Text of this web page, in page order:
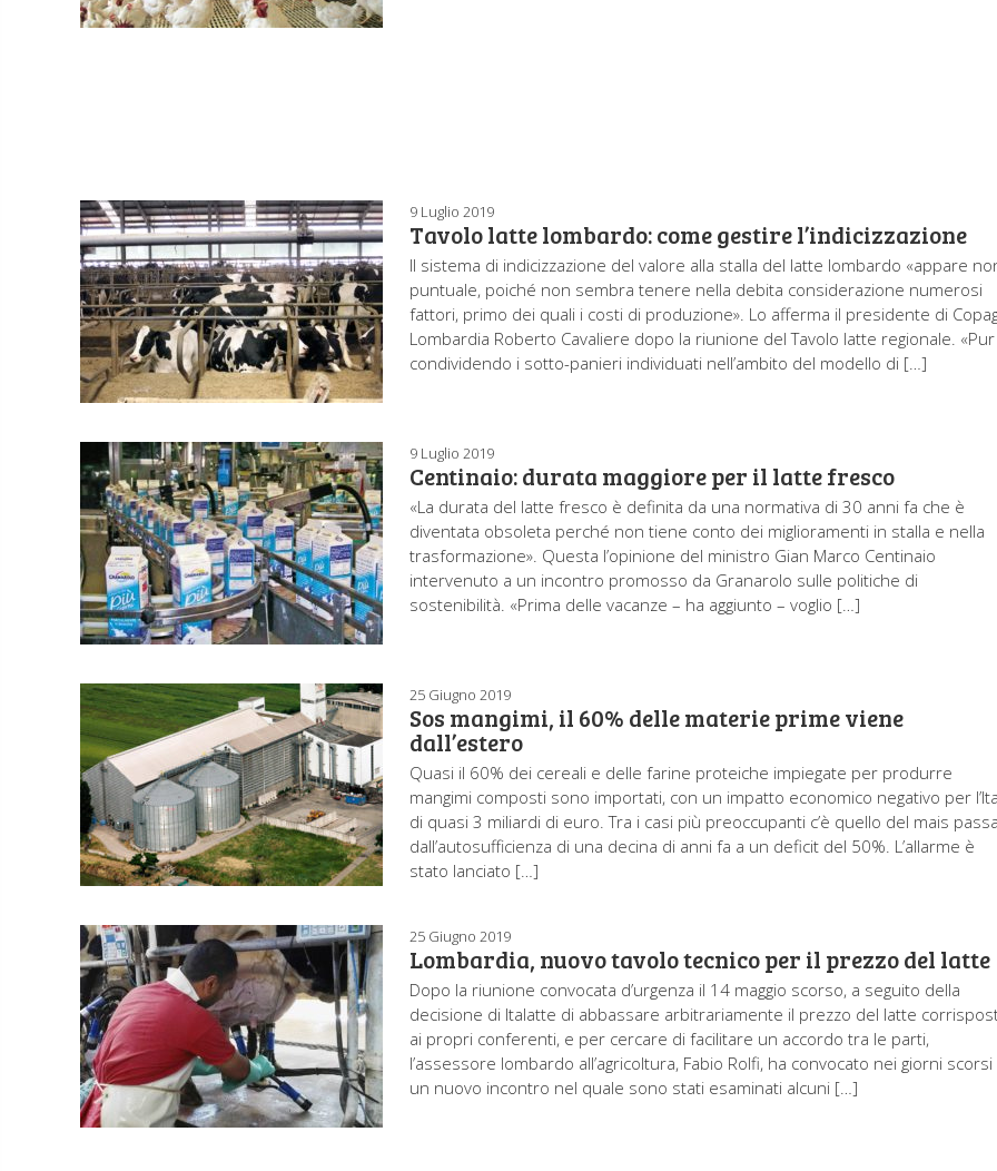
9 Luglio 2019
Tavolo latte lombardo: come gestire l’indicizzazione
Il sistema di indicizzazione del valore alla stalla del latte lombardo «appare
puntuale, poiché non sembra tenere nella debita considerazione numerosi
fattori, primo dei quali i costi di produzione». Lo afferma il presidente di
Lombardia Roberto Cavaliere dopo la riunione del Tavolo latte regionale. «Pur
condividendo i sotto-panieri individuati nell’ambito del modello di […]
9 Luglio 2019
Centinaio: durata maggiore per il latte fresco
«La durata del latte fresco è definita da una normativa di 30 anni fa che è
diventata obsoleta perché non tiene conto dei miglioramenti in stalla e nella
trasformazione». Questa l’opinione del ministro Gian Marco Centinaio
intervenuto a un incontro promosso da Granarolo sulle politiche di
sostenibilità. «Prima delle vacanze – ha aggiunto – voglio […]
25 Giugno 2019
Sos mangimi, il 60% delle materie prime viene
dall’estero
Quasi il 60% dei cereali e delle farine proteiche impiegate per produrre
mangimi composti sono importati, con un impatto economico negativo per
di quasi 3 miliardi di euro. Tra i casi più preoccupanti c’è quello del mais
dall’autosufficienza di una decina di anni fa a un deficit del 50%. L’allarme è
stato lanciato […]
25 Giugno 2019
Lombardia, nuovo tavolo tecnico per il prezzo del latte
Dopo la riunione convocata d’urgenza il 14 maggio scorso, a seguito della
decisione di Italatte di abbassare arbitrariamente il prezzo del latte
ai propri conferenti, e per cercare di facilitare un accordo tra le parti,
l’assessore lombardo all’agricoltura, Fabio Rolfi, ha convocato nei giorni scorsi
un nuovo incontro nel quale sono stati esaminati alcuni […]